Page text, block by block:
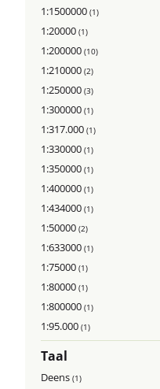
1:1500000(1)
1:20000(1)
1:200000(10)
1:210000(2)
1:250000(3)
1:300000(1)
1:317.000(1)
1:330000(1)
1:350000(1)
1:400000(1)
1:434000(1)
1:50000(2)
1:633000(1)
1:75000(1)
1:80000(1)
1:800000(1)
1:95.000(1)
Taal
Deens(1)